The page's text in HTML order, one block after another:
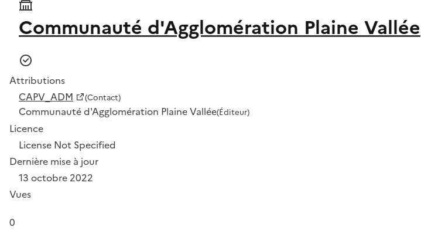
Communauté d'Agglomération Plaine Vallée
Attributions
CAPV_ADM
(Contact)
Communauté d'Agglomération Plaine Vallée(Éditeur)
Licence
License Not Specified
Dernière mise à jour
13 octobre 2022
Vues
0